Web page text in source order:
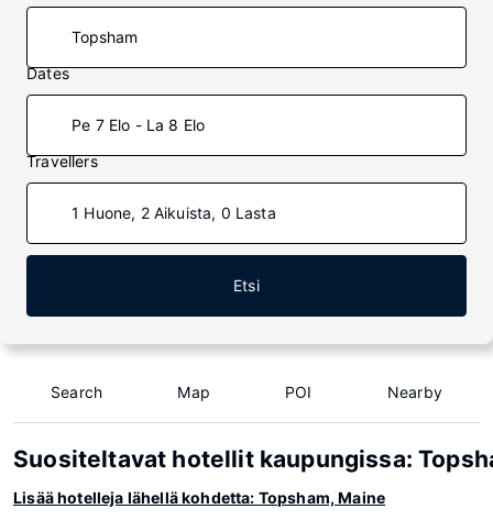
Dates
Pe 7 Elo - La 8 Elo
Travellers
1 Huone, 2 Aikuista, 0 Lasta
Etsi
Search Map POI Nearby
Suositeltavat hotellit kaupungissa:
Lisää hotelleja lähellä kohdetta: Topsham, Maine